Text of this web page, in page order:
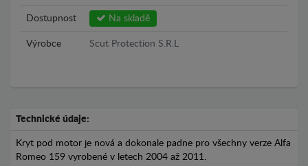
Dostupnost Na skladě
Výrobce Scut Protection S.R.L
Technické údaje:
Kryt pod motor je nová a dokonale padne pro všechny verze Alfa
Romeo 159 vyrobené v letech 2004 až 2011.